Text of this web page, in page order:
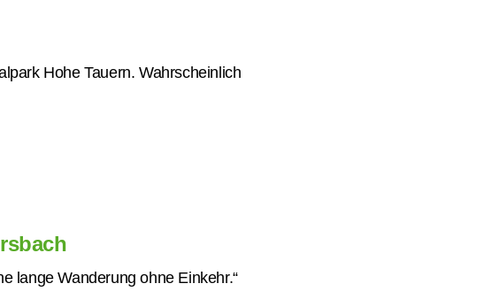
Hohe Tauern. Wahrscheinlich
lange Wanderung ohne Einkehr.“